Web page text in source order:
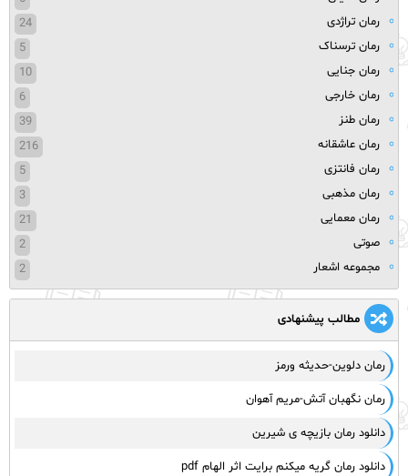
رمان تراژدی
24
رمان ترسناک
5
رمان جنایی
10
رمان خارجی
6
رمان طنز
39
رمان عاشقانه
216
رمان فانتزی
5
رمان مذهبی
3
رمان معمایی
21
صوتی
2
مجموعه اشعار
2
مطالب پیشنهادی
رمان دلوین-حدیثه ورمز
رمان نگهبان آتش-مریم آهوان
دانلود رمان بازیچه ی شیرین
دانلود رمان گریه میکنم برایت اثر الهام pdf